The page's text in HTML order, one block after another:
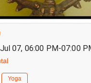
07, 06:00 PM-07:00
Yoga